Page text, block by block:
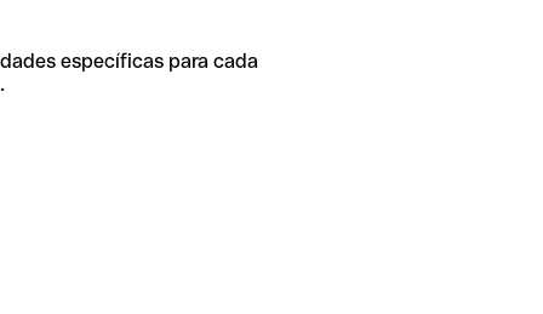
específicas para cada